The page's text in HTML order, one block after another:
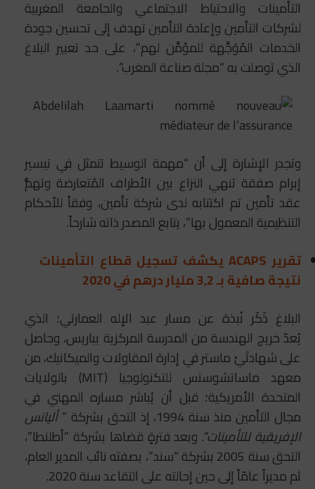
التأمينات والاحتياط الاجتماعي والجامعة المغربية
لشركات التأمين وإعادة التأمين تهدف إلى تحسين جودة
الخدمات المُوَجَّهة للمؤمَّن لهم”، على حد تعبير البلاغ
الذي توصلت به “مجلة صناعة المغرب”.
وتجدر الإشارة إلى أن “مهمة الوسيط تتمثل في تيسير
إبرام صفقة تنهي النزاع بين الأطراف المُتعارضة وتهمُّ
عقد تأمين تم اكتتابه لدى شركة تأمين، وفقاً للأحكام
التنظيمية المعمول بها”، يتابع المصدر ذاته شارحاً.
تقرير ACAPS يكشف تسجيل قطاع التأمينات
نتيجة صافية بـ 3,2 مليار درهم في 2020
البلاغ ذَكَر نُبذة عن مسار عبد الإله العمارتي؛ الذي
يُعدّخريج الهندسة من المدرسة المركزية بباريس، وحاصل
على شهادتَيْ ماستر في إدارة المقاولات والميكانيك، من
معهد ماساتشوستس للتكنولوجيا (MIT) بالولايات
المتحدة الأمريكية؛ قبل أن يُباشر مساره المهني في
مجال التأمين منذ سنة 1994، إذ التحق بشركة ”
أليانس
الإفريقية للتأمينات“. وبعد فترةٍ قضاها بشركة “أطلنطا”،
التحق سنة 2005 بشركة “سند”، بصفته نائب المدير العام،
ثم مديراً عامّاً إلى حين إحالته على التقاعد سنة 2020.